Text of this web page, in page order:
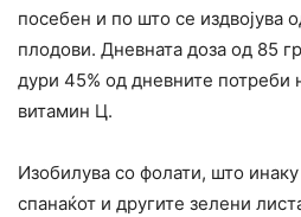
посебен и по што се издвојува
плодови. Дневната доза од 85
дури 45% од дневните потреби
витамин Ц.
Изобилува со фолати, што
спанаќот и другите зелени